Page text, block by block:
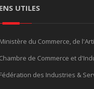
UTILES
du Commerce, de
de Commerce et
des Industries &